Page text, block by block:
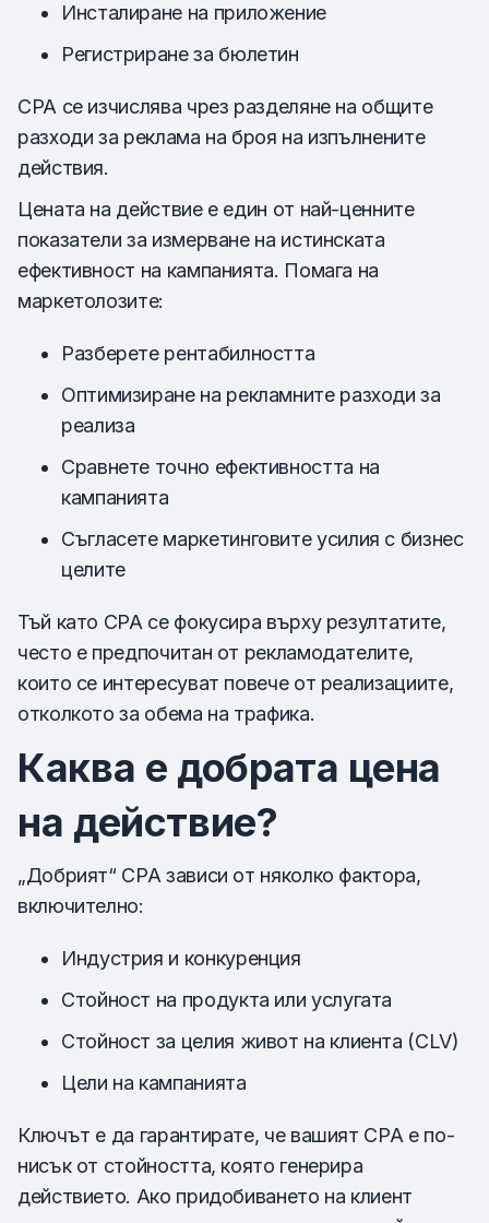
Инсталиране на приложение
Регистриране за бюлетин
CPA се изчислява чрез разделяне на общите
разходи за реклама на броя на изпълнените
действия.
Цената на действие е един от най-ценните
показатели за измерване на истинската
ефективност на кампанията. Помага на
маркетолозите:
Разберете рентабилността
Оптимизиране на рекламните разходи за
реализа
Сравнете точно ефективността на
кампанията
Съгласете маркетинговите усилия с бизнес
целите
Тъй като CPA се фокусира върху резултатите,
често е предпочитан от рекламодателите,
които се интересуват повече от реализациите,
отколкото за обема на трафика.
Каква е добрата цена
на действие?
„Добрият“ CPA зависи от няколко фактора,
включително:
Индустрия и конкуренция
Стойност на продукта или услугата
Стойност за целия живот на клиента (CLV)
Цели на кампанията
Ключът е да гарантирате, че вашият CPA е по-
нисък от стойността, която генерира
действието. Ако придобиването на клиент